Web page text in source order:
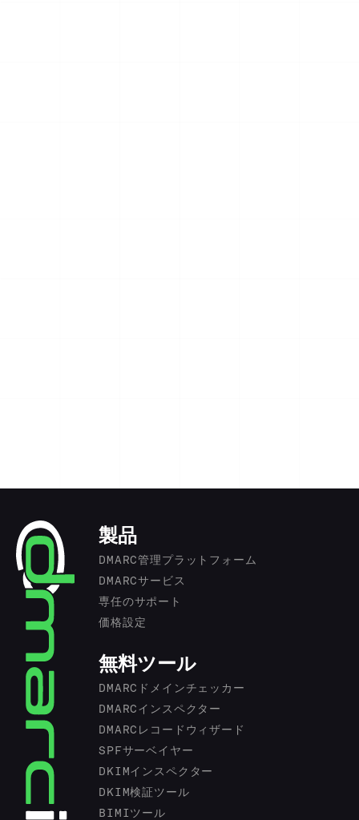
製品
DMARC管理プラットフォーム
DMARCサービス
専任のサポート
価格設定
無料ツール
DMARCドメインチェッカー
DMARCインスペクター
DMARCレコードウィザード
SPFサーベイヤー
DKIMインスペクター
DKIM検証ツール
BIMIツール